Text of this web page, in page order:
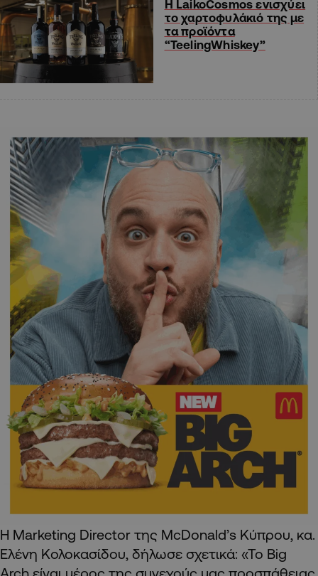
Η LaikoCosmos ενισχύει
το χαρτοφυλάκιό της με
τα προϊόντα
“TeelingWhiskey”
Η Marketing Director της McDonald’s Κύπρου, κα.
Ελένη Κολοκασίδου, δήλωσε σχετικά: «Το Big